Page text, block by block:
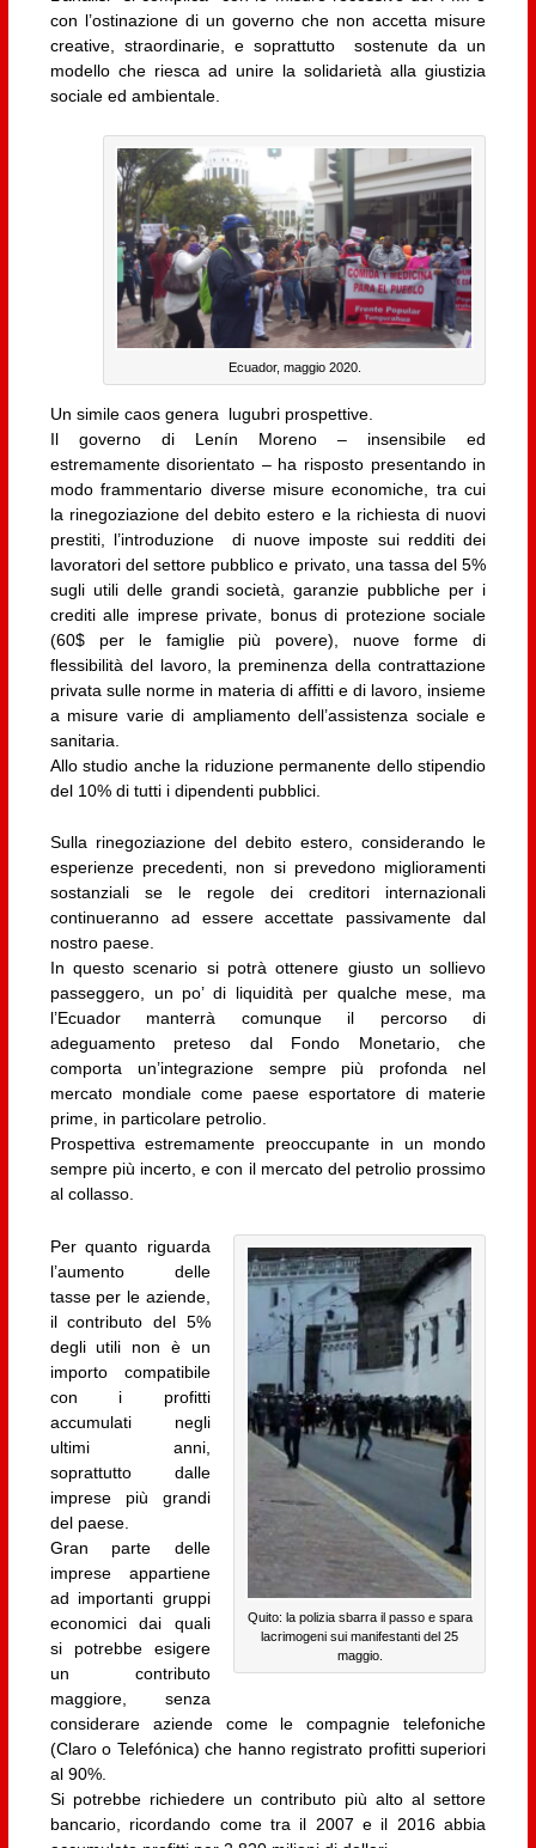
con l’ostinazione di un governo che non accetta misure
creative, straordinarie, e soprattutto sostenute da un
modello che riesca ad unire la solidarietà alla giustizia
sociale ed ambientale.
Ecuador, maggio 2020.
Un simile caos genera lugubri prospettive.
Il governo di Lenín Moreno – insensibile ed
estremamente disorientato – ha risposto presentando in
modo frammentario diverse misure economiche, tra cui
la rinegoziazione del debito estero e la richiesta di nuovi
prestiti, l’introduzione di nuove imposte sui redditi dei
lavoratori del settore pubblico e privato, una tassa del 5%
sugli utili delle grandi società, garanzie pubbliche per i
crediti alle imprese private, bonus di protezione sociale
(60$ per le famiglie più povere), nuove forme di
flessibilità del lavoro, la preminenza della contrattazione
privata sulle norme in materia di affitti e di lavoro, insieme
a misure varie di ampliamento dell’assistenza sociale e
sanitaria.
Allo studio anche la riduzione permanente dello stipendio
del 10% di tutti i dipendenti pubblici.
Sulla rinegoziazione del debito estero, considerando le
esperienze precedenti, non si prevedono miglioramenti
sostanziali se le regole dei creditori internazionali
continueranno ad essere accettate passivamente dal
nostro paese.
In questo scenario si potrà ottenere giusto un sollievo
passeggero, un po’ di liquidità per qualche mese, ma
l’Ecuador manterrà comunque il percorso di
adeguamento preteso dal Fondo Monetario, che
comporta un’integrazione sempre più profonda nel
mercato mondiale come paese esportatore di materie
prime, in particolare petrolio.
Prospettiva estremamente preoccupante in un mondo
sempre più incerto, e con il mercato del petrolio prossimo
al collasso.
Quito: la polizia sbarra il passo e spara
lacrimogeni sui manifestanti del 25
maggio.
Per quanto riguarda
l’aumento delle
tasse per le aziende,
il contributo del 5%
degli utili non è un
importo compatibile
con i profitti
accumulati negli
ultimi anni,
soprattutto dalle
imprese più grandi
del paese.
Gran parte delle
imprese appartiene
ad importanti gruppi
economici dai quali
si potrebbe esigere
un contributo
maggiore, senza
considerare aziende come le compagnie telefoniche
(Claro o Telefónica) che hanno registrato profitti superiori
al 90%.
Si potrebbe richiedere un contributo più alto al settore
bancario, ricordando come tra il 2007 e il 2016 abbia